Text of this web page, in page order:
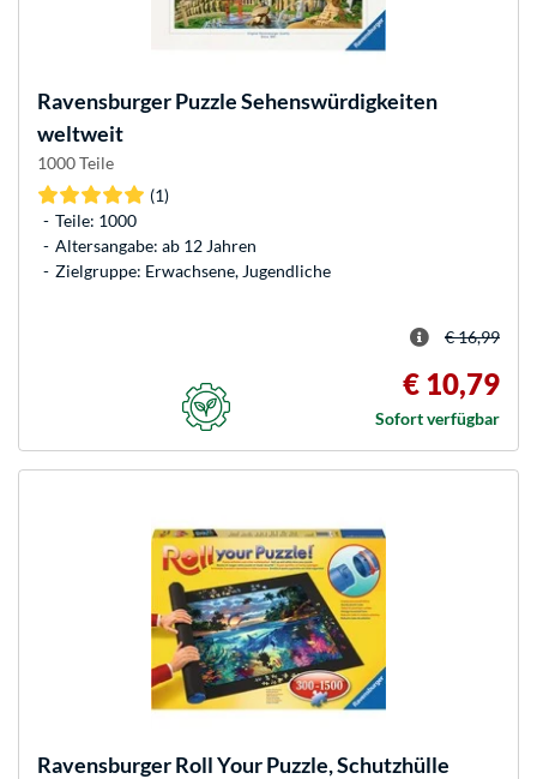
RavensburgerPuzzle Sehenswürdigkeiten
weltweit
1000 Teile
(1)
Teile: 1000
Altersangabe: ab 12 Jahren
Zielgruppe: Erwachsene, Jugendliche
€ 16,99
€ 10,79
Sofort verfügbar
RavensburgerRoll Your Puzzle, Schutzhülle